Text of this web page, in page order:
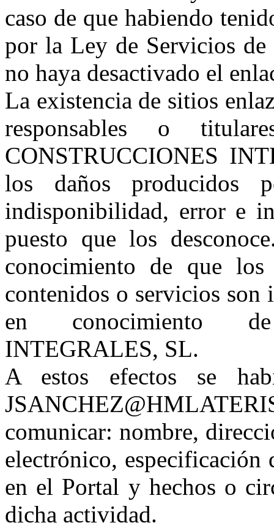
caso de que habiendo
por la Ley de Servicios
no haya desactivado el
La existencia de sitios
responsables o
CONSTRUCCIONES
los daños producidos
indisponibilidad, error e
puesto que los
conocimiento de que
contenidos o servicios
en conocimiento de
INTEGRALES, SL.
A estos efectos se
comunicar: nombre,
electrónico, especificación
en el Portal y hechos o
dicha actividad.